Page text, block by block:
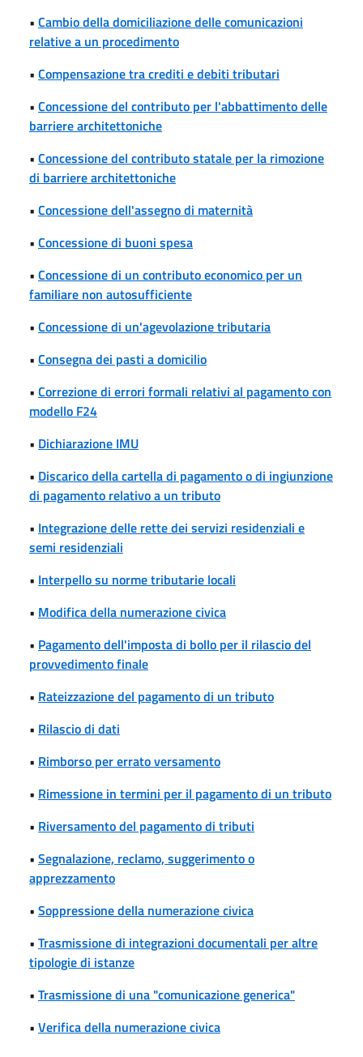
• Cambio della domiciliazione delle comunicazioni
relative a un procedimento
• Compensazione tra crediti e debiti tributari
• Concessione del contributo per l'abbattimento delle
barriere architettoniche
• Concessione del contributo statale per la rimozione
di barriere architettoniche
• Concessione dell'assegno di maternità
• Concessione di buoni spesa
• Concessione di un contributo economico per un
familiare non autosufficiente
• Concessione di un'agevolazione tributaria
• Consegna dei pasti a domicilio
• Correzione di errori formali relativi al pagamento con
modello F24
• Dichiarazione IMU
• Discarico della cartella di pagamento o di ingiunzione
di pagamento relativo a un tributo
• Integrazione delle rette dei servizi residenziali e
semi residenziali
• Interpello su norme tributarie locali
• Modifica della numerazione civica
• Pagamento dell'imposta di bollo per il rilascio del
provvedimento finale
• Rateizzazione del pagamento di un tributo
• Rilascio di dati
• Rimborso per errato versamento
• Rimessione in termini per il pagamento di un tributo
• Riversamento del pagamento di tributi
• Segnalazione, reclamo, suggerimento o
apprezzamento
• Soppressione della numerazione civica
• Trasmissione di integrazioni documentali per altre
tipologie di istanze
• Trasmissione di una "comunicazione generica"
• Verifica della numerazione civica